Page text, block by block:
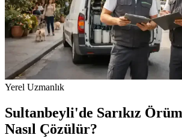
Yerel Uzmanlık
Sultanbeyli'de Sarıkız
Nasıl Çözülür?